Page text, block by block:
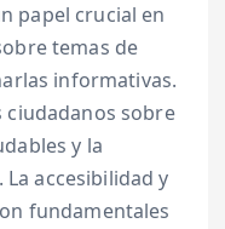
papel crucial en
temas de
informativas.
ciudadanos sobre
y la
accesibilidad y
fundamentales